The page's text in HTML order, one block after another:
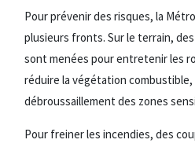
Pour prévenir des risques, la
plusieurs fronts. Sur le terrain,
sont menées pour entretenir les
réduire la végétation
débroussaillement des zones
Pour freiner les incendies, des